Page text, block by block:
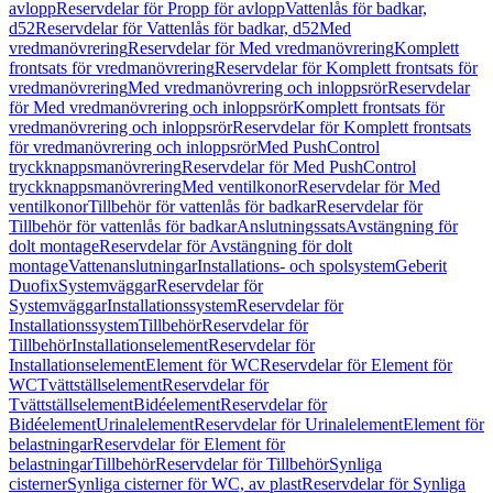
avloppReservdelar för Propp för avloppVattenlås för badkar,
d52Reservdelar för Vattenlås för badkar, d52Med
vredmanövreringReservdelar för Med vredmanövreringKomplett
frontsats för vredmanövreringReservdelar för Komplett frontsats för
vredmanövreringMed vredmanövrering och inloppsrörReservdelar
för Med vredmanövrering och inloppsrörKomplett frontsats för
vredmanövrering och inloppsrörReservdelar för Komplett frontsats
för vredmanövrering och inloppsrörMed PushControl
tryckknappsmanövreringReservdelar för Med PushControl
tryckknappsmanövreringMed ventilkonorReservdelar för Med
ventilkonorTillbehör för vattenlås för badkarReservdelar för
Tillbehör för vattenlås för badkarAnslutningssatsAvstängning för
dolt montageReservdelar för Avstängning för dolt
montageVattenanslutningarInstallations- och spolsystemGeberit
DuofixSystemväggarReservdelar för
SystemväggarInstallationssystemReservdelar för
InstallationssystemTillbehörReservdelar för
TillbehörInstallationselementReservdelar för
InstallationselementElement för WCReservdelar för Element för
WCTvättställselementReservdelar för
TvättställselementBidéelementReservdelar för
BidéelementUrinalelementReservdelar för UrinalelementElement för
belastningarReservdelar för Element för
belastningarTillbehörReservdelar för TillbehörSynliga
cisternerSynliga cisterner för WC, av plastReservdelar för Synliga